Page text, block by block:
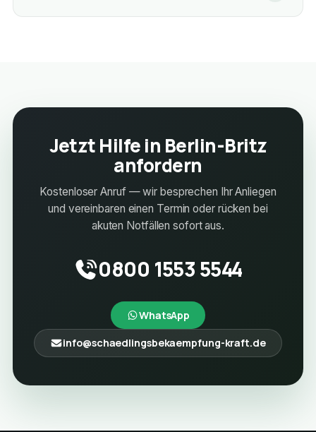
Jetzt Hilfe in Berlin-Britz
anfordern
Kostenloser Anruf — wir besprechen Ihr Anliegen
und vereinbaren einen Termin oder rücken bei
akuten Notfällen sofort aus.
0800 1553 5544
WhatsApp
info@schaedlingsbekaempfung-kraft.de